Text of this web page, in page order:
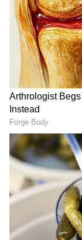
ಈ ಸೀಸನ್ ನಲ್ಲಿ
Prathap)
ಬಂದಿದ್ದಾರೆ.
ಜನಮನ ಗೆದ್ದರೆ,
ಬಿಗ್ ಬಾಸ್ ನಲ್ಲಿ